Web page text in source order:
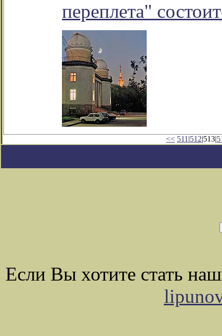
переплета"
<< 511 |512|513|
Если Вы хотите стать